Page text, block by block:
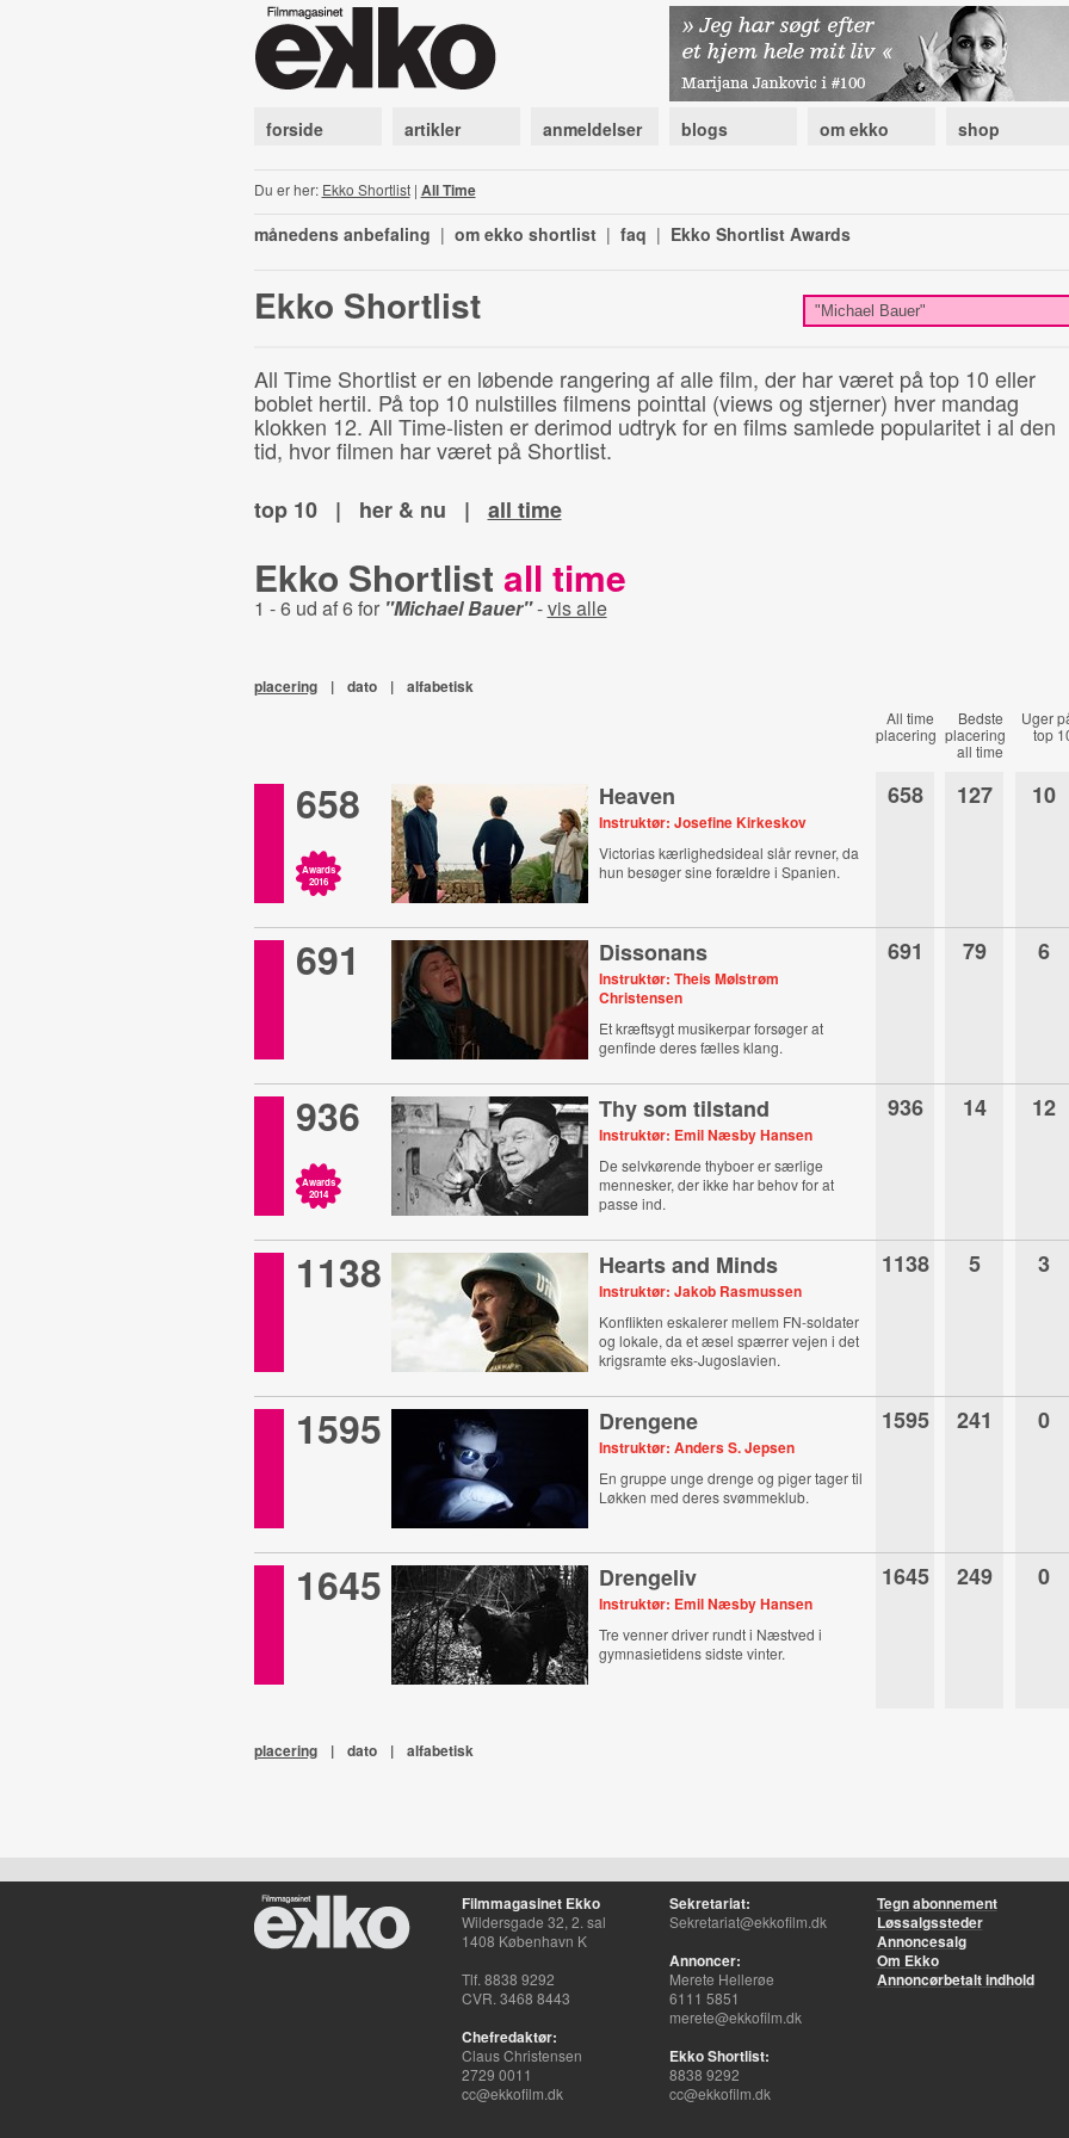
forside artikler anmeldelser blogs om ekko shop
Du er her: Ekko Shortlist| All Time
månedens anbefaling | om ekko shortlist | faq | Ekko Shortlist Awards
Ekko Shortlist
All Time Shortlist er en løbende rangering af alle film, der har været på top 10 eller
boblet hertil. På top 10 nulstilles filmens pointtal (views og stjerner) hver mandag
klokken 12. All Time-listen er derimod udtryk for en films samlede popularitet i al den
tid, hvor filmen har været på Shortlist.
top 10
| her & nu | all time
Ekko Shortlist all time
1 - 6 ud af 6 for "Michael Bauer"-vis alle
placering | dato | alfabetisk
All time
placering
Bedste
placering
all time
Uger
top
658
Awards
2016
Heaven
Instruktør: Josefine Kirkeskov
Victorias kærlighedsideal slår revner, da
hun besøger sine forældre i Spanien.
658 127 10
691 Dissonans
Instruktør: Theis Mølstrøm
Christensen
Et kræftsygt musikerpar forsøger at
genfinde deres fælles klang.
691 79 6
936
Awards
2014
Thy som tilstand
Instruktør: Emil Næsby Hansen
De selvkørende thyboer er særlige
mennesker, der ikke har behov for at
passe ind.
936 14 12
1138 Hearts and Minds
Instruktør: Jakob Rasmussen
Konflikten eskalerer mellem FN-soldater
og lokale, da et æsel spærrer vejen i det
krigsramte eks-Jugoslavien.
1138 5 3
1595 Drengene
Instruktør: Anders S. Jepsen
En gruppe unge drenge og piger tager til
Løkken med deres svømmeklub.
1595 241 0
1645 Drengeliv
Instruktør: Emil Næsby Hansen
Tre venner driver rundt i Næstved i
gymnasietidens sidste vinter.
1645 249 0
placering | dato | alfabetisk
Filmmagasinet Ekko
Wildersgade 32, 2. sal
1408 København K
Tlf. 8838 9292
CVR. 3468 8443
Chefredaktør:
Claus Christensen
2729 0011
cc@ekkofilm.dk
Sekretariat:
Sekretariat@ekkofilm.dk
Annoncer:
Merete Hellerøe
6111 5851
merete@ekkofilm.dk
Ekko Shortlist:
8838 9292
cc@ekkofilm.dk
Tegn abonnement
Løssalgssteder
Annoncesalg
Om Ekko
Annoncørbetalt indhold